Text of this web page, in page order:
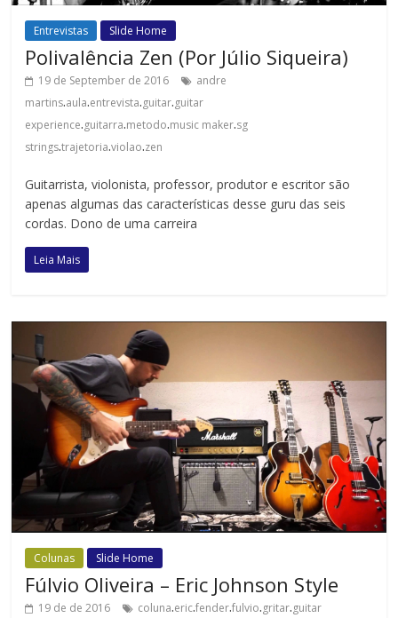
Entrevistas Slide Home
Polivalência Zen (Por Júlio Siqueira)
19 de September de 2016
andre
martins.aula.entrevista.guitar.guitar
experience.guitarra.metodo.music maker.sg
strings.trajetoria.violao.zen
Guitarrista, violonista, professor, produtor e escritor são
apenas algumas das características desse guru das seis
cordas. Dono de uma carreira
Leia Mais
Colunas Slide Home
Fúlvio Oliveira – Eric Johnson Style
19 de de 2016 coluna.eric.fender.fulvio.gritar.guitar